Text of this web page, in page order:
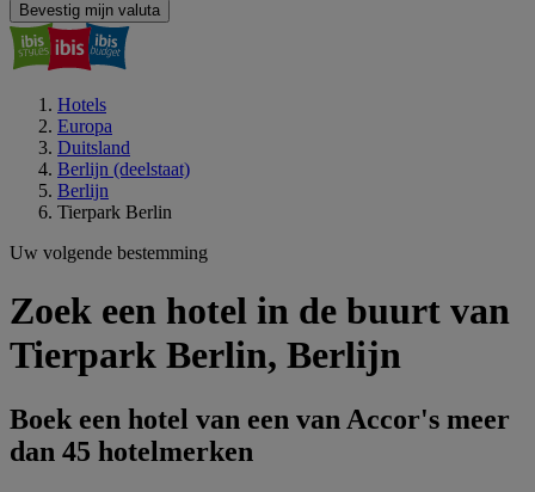
Bevestig mijn valuta
Hotels
Europa
Duitsland
Berlijn (deelstaat)
Berlijn
Tierpark Berlin
Uw volgende bestemming
Zoek een hotel in de buurt van
Tierpark Berlin, Berlijn
Boek een hotel van een van Accor's meer
dan 45 hotelmerken